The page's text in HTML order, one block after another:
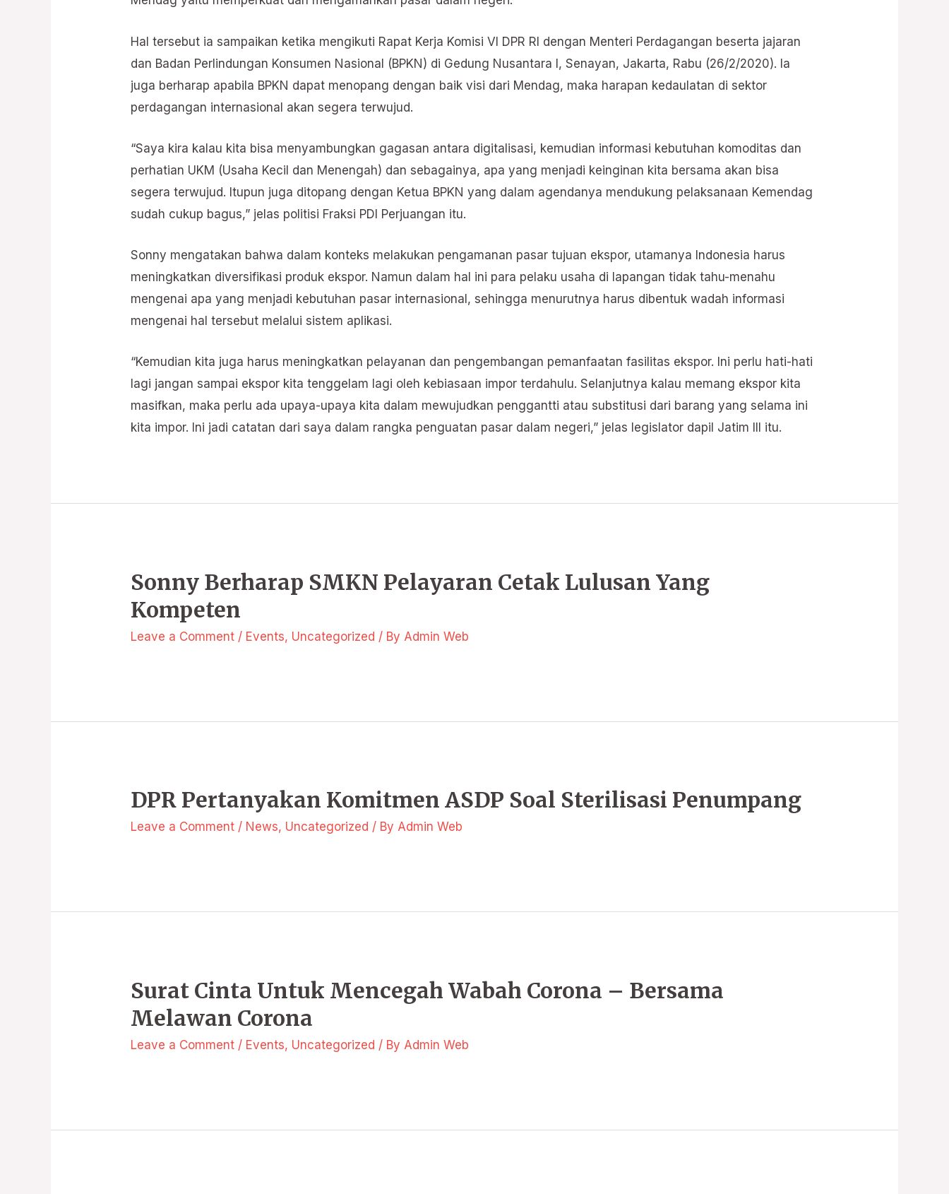
Hal tersebut ia sampaikan ketika mengikuti Rapat Kerja Komisi VI DPR RI dengan Menteri Perdagangan beserta jajaran
dan Badan Perlindungan Konsumen Nasional (BPKN) di Gedung Nusantara I, Senayan, Jakarta, Rabu (26/2/2020). Ia
juga berharap apabila BPKN dapat menopang dengan baik visi dari Mendag, maka harapan kedaulatan di sektor
perdagangan internasional akan segera terwujud.
“Saya kira kalau kita bisa menyambungkan gagasan antara digitalisasi, kemudian informasi kebutuhan komoditas dan
perhatian UKM (Usaha Kecil dan Menengah) dan sebagainya, apa yang menjadi keinginan kita bersama akan bisa
segera terwujud. Itupun juga ditopang dengan Ketua BPKN yang dalam agendanya mendukung pelaksanaan Kemendag
sudah cukup bagus,” jelas politisi Fraksi PDI Perjuangan itu.
Sonny mengatakan bahwa dalam konteks melakukan pengamanan pasar tujuan ekspor, utamanya Indonesia harus
meningkatkan diversifikasi produk ekspor. Namun dalam hal ini para pelaku usaha di lapangan tidak tahu-menahu
mengenai apa yang menjadi kebutuhan pasar internasional, sehingga menurutnya harus dibentuk wadah informasi
mengenai hal tersebut melalui sistem aplikasi.
“Kemudian kita juga harus meningkatkan pelayanan dan pengembangan pemanfaatan fasilitas ekspor. Ini perlu hati-hati
lagi jangan sampai ekspor kita tenggelam lagi oleh kebiasaan impor terdahulu. Selanjutnya kalau memang ekspor kita
masifkan, maka perlu ada upaya-upaya kita dalam mewujudkan penggantti atau substitusi dari barang yang selama ini
kita impor. Ini jadi catatan dari saya dalam rangka penguatan pasar dalam negeri,” jelas legislator dapil Jatim III itu.
Sonny Berharap SMKN Pelayaran Cetak Lulusan Yang
Kompeten
Leave a Comment / Events, Uncategorized / By Admin Web
DPR Pertanyakan Komitmen ASDP Soal Sterilisasi Penumpang
Leave a Comment / News, Uncategorized / By Admin Web
Surat Cinta Untuk Mencegah Wabah Corona – Bersama
Melawan Corona
Leave a Comment / Events, Uncategorized / By Admin Web